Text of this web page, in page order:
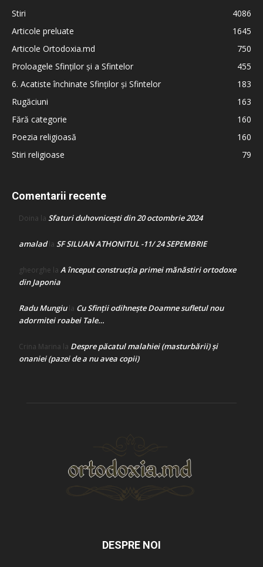
Stiri
4086
Articole preluate
1645
Articole Ortodoxia.md
750
Proloagele Sfinților și a Sfintelor
455
6. Acatiste închinate Sfinților și Sfintelor
183
Rugăciuni
163
Fără categorie
160
Poezia religioasă
160
Stiri religioase
79
Comentarii recente
Doina la Sfaturi duhovnicești din 20 octombrie 2024
amaladla SF SILUAN ATHONITUL -11/ 24 SEPEMBRIE
gheorghe la A început construcţia primei mănăstiri ortodoxe
din Japonia
Radu Mungiula Cu Sfinții odihnește Doamne sufletul nou
adormitei roabei Tale…
Crina Marina la Despre păcatul malahiei (masturbării) şi
onaniei (pazei de a nu avea copii)
DESPRE NOI